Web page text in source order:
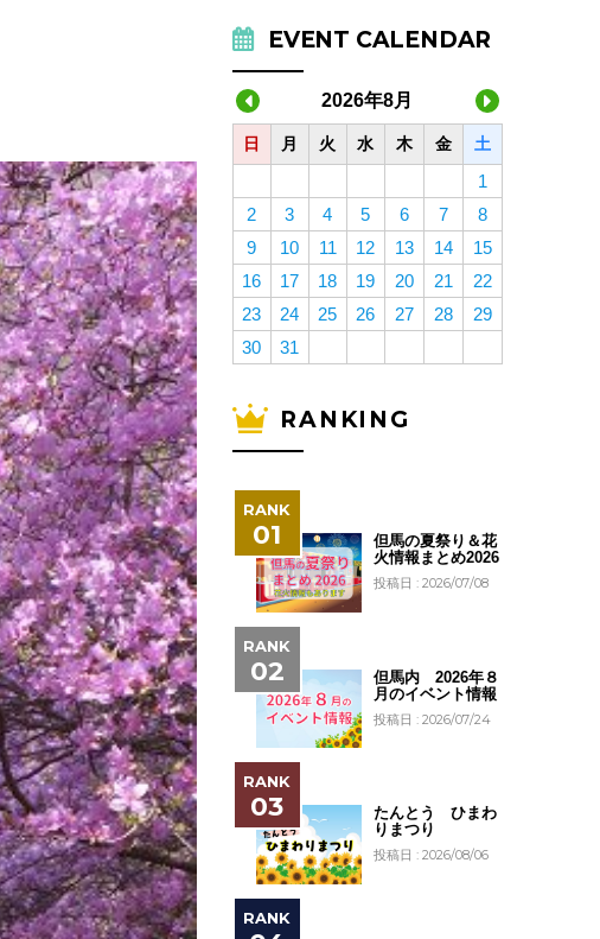
EVENT CALENDAR
2026年8月
日 月 火 水 木 金 土
1
2
3 4 5 6 7
8
9
10 11 12 13 14
15
16
17 18 19 20 21
22
23
24 25 26 27 28
29
30
31
RANKING
但馬の夏祭り＆花
火情報まとめ2026
投稿日 : 2026/07/08
但馬内 2026年８
月のイベント情報
投稿日 : 2026/07/24
たんとう ひまわ
りまつり
投稿日 : 2026/08/06